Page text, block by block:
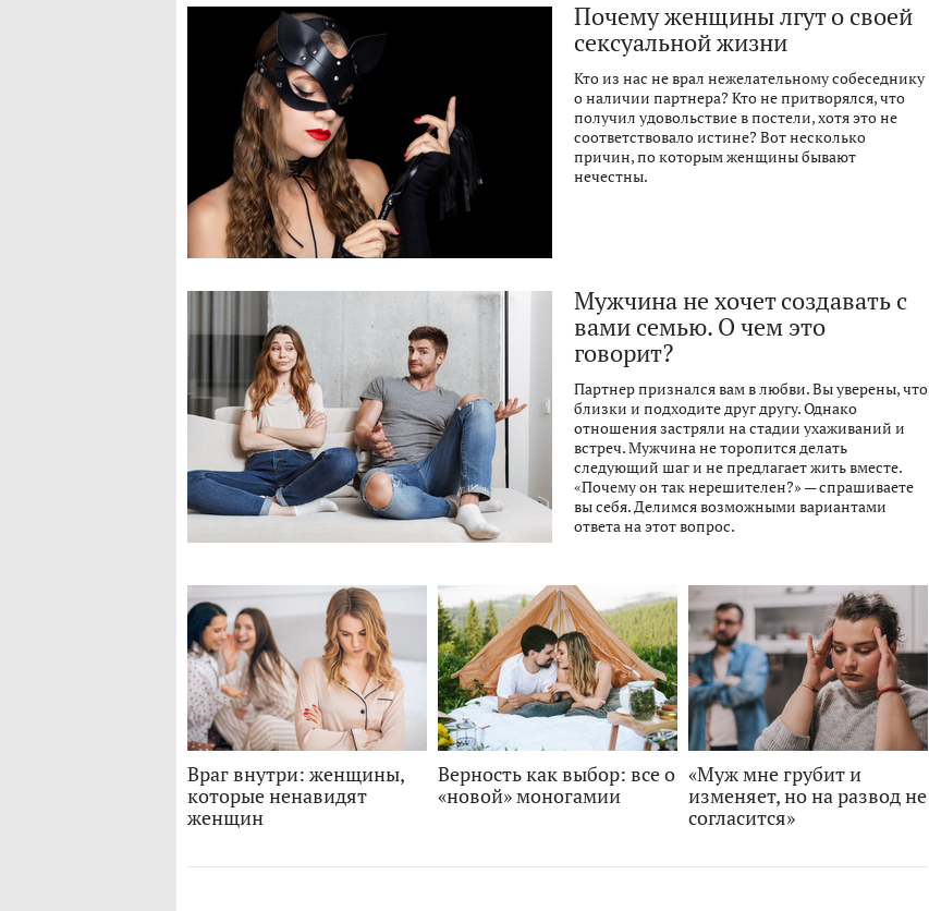
Почему женщины лгут о своей
сексуальной жизни
Кто из нас не врал нежелательному собеседнику
о наличии партнера? Кто не притворялся, что
получил удовольствие в постели, хотя это не
соответствовало истине? Вот несколько
причин, по которым женщины бывают
нечестны.
Мужчина не хочет создавать с
вами семью. О чем это
говорит?
Партнер признался вам в любви. Вы уверены, что
близки и подходите друг другу. Однако
отношения застряли на стадии ухаживаний и
встреч. Мужчина не торопится делать
следующий шаг и не предлагает жить вместе.
«Почему он так нерешителен?» — спрашиваете
вы себя. Делимся возможными вариантами
ответа на этот вопрос.
Враг внутри: женщины,
которые ненавидят
женщин
Верность как выбор: все о
«новой» моногамии
«Муж мне грубит и
изменяет, но на развод не
согласится»